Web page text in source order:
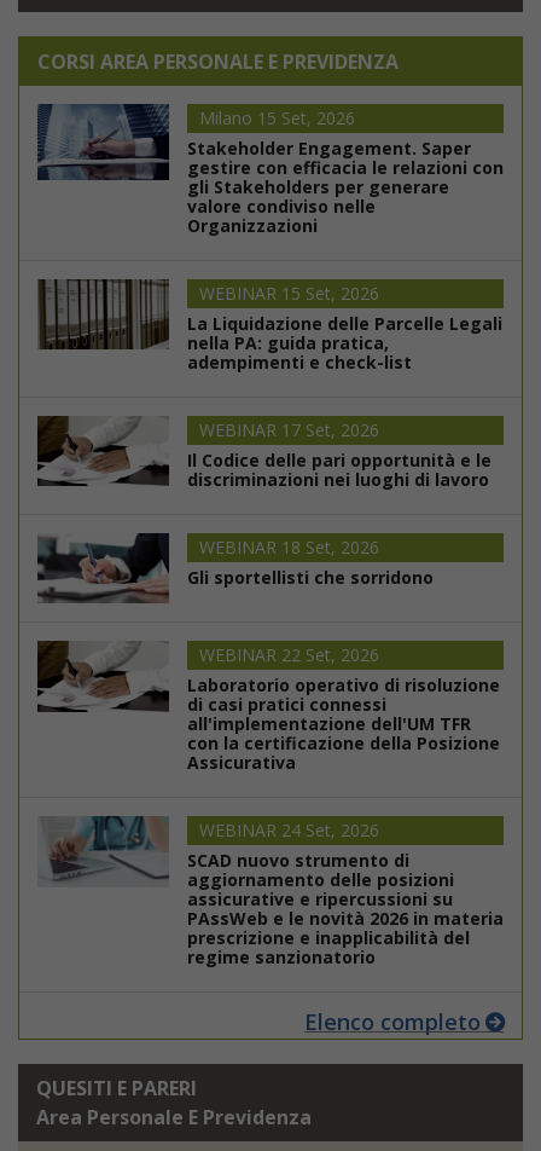
CORSI AREA PERSONALE E PREVIDENZA
Milano 15 Set, 2026
Stakeholder Engagement. Saper
gestire con efficacia le relazioni con
gli Stakeholders per generare
valore condiviso nelle
Organizzazioni
WEBINAR 15 Set, 2026
La Liquidazione delle Parcelle Legali
nella PA: guida pratica,
adempimenti e check-list
WEBINAR 17 Set, 2026
Il Codice delle pari opportunità e le
discriminazioni nei luoghi di lavoro
WEBINAR 18 Set, 2026
Gli sportellisti che sorridono
WEBINAR 22 Set, 2026
Laboratorio operativo di risoluzione
di casi pratici connessi
all'implementazione dell'UM TFR
con la certificazione della Posizione
Assicurativa
WEBINAR 24 Set, 2026
SCAD nuovo strumento di
aggiornamento delle posizioni
assicurative e ripercussioni su
PAssWeb e le novità 2026 in materia
prescrizione e inapplicabilità del
regime sanzionatorio
Elenco completo
QUESITI E PARERI
Area Personale E Previdenza